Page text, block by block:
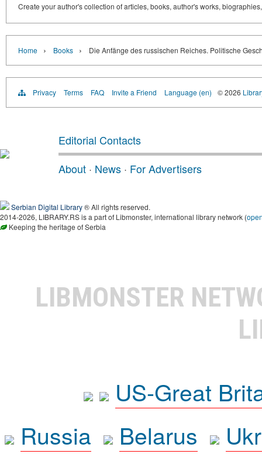
Create your author's collection of articles, books, author's works,
Home › Books › Die Anfänge des russischen Reiсhes. Politische
Privacy Terms FAQ Invite a Friend Language (en) © 2026
Editorial Contacts
About · News · For Advertisers
Serbian Digital Library® All rights reserved.
2014-2026, LIBRARY.RS is a part of Libmonster, international library network (
Keeping the heritage of Serbia
LIBMONSTER
US-Great
Russia
Belarus